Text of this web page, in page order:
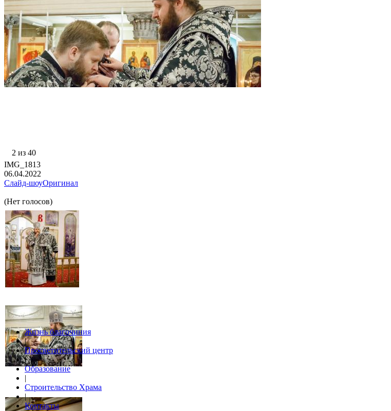
2 из 40
IMG_1813
06.04.2022
Слайд-шоуОригинал
(Нет голосов)
Жизнь благочиния
|
Просветительский центр
|
Образование
|
Строительство Храма
|
Контакты